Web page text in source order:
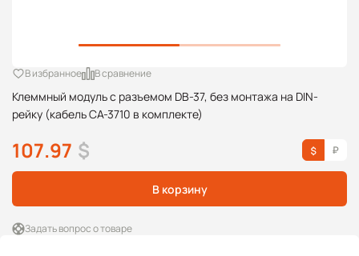
Клеммный модуль с разъемом DB-37, без монтажа на DIN-
рейку (кабель CA-3710 в комплекте)
В избранное В сравнение
107.97 $
В корзину
Задать вопрос о товаре